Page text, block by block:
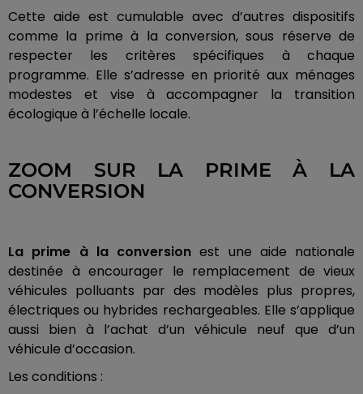
Cette aide est cumulable avec d’autres dispositifs
comme la prime à la conversion, sous réserve de
respecter les critères spécifiques à chaque
programme. Elle s’adresse en priorité aux ménages
modestes et vise à accompagner la transition
écologique à l’échelle locale.
ZOOM SUR LA PRIME À LA
CONVERSION
La prime à la conversion est une aide nationale
destinée à encourager le remplacement de vieux
véhicules polluants par des modèles plus propres,
électriques ou hybrides rechargeables. Elle s’applique
aussi bien à l’achat d’un véhicule neuf que d’un
véhicule d’occasion.
Les conditions :